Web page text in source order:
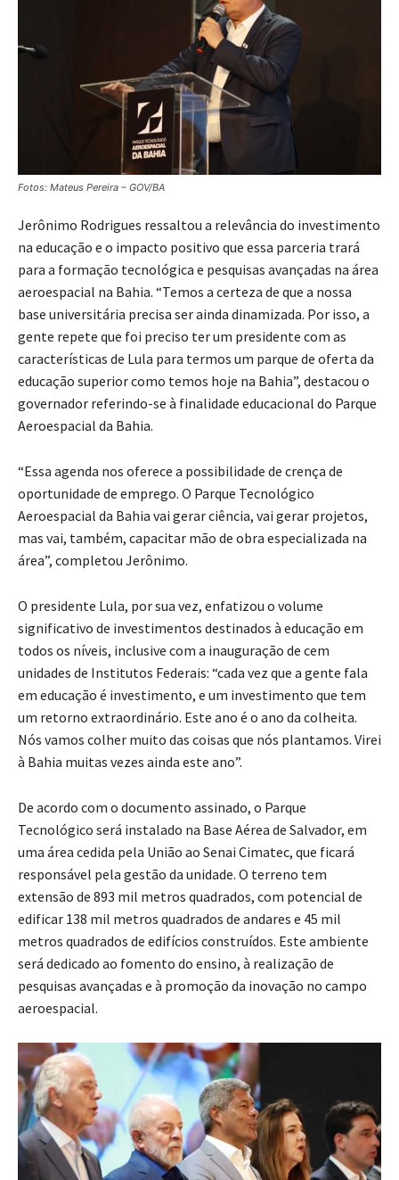
Fotos: Mateus Pereira – GOV/BA
Jerônimo Rodrigues ressaltou a relevância do investimento
na educação e o impacto positivo que essa parceria trará
para a formação tecnológica e pesquisas avançadas na área
aeroespacial na Bahia. “Temos a certeza de que a nossa
base universitária precisa ser ainda dinamizada. Por isso, a
gente repete que foi preciso ter um presidente com as
características de Lula para termos um parque de oferta da
educação superior como temos hoje na Bahia”, destacou o
governador referindo-se à finalidade educacional do Parque
Aeroespacial da Bahia.
“Essa agenda nos oferece a possibilidade de crença de
oportunidade de emprego. O Parque Tecnológico
Aeroespacial da Bahia vai gerar ciência, vai gerar projetos,
mas vai, também, capacitar mão de obra especializada na
área”, completou Jerônimo.
O presidente Lula, por sua vez, enfatizou o volume
significativo de investimentos destinados à educação em
todos os níveis, inclusive com a inauguração de cem
unidades de Institutos Federais: “cada vez que a gente fala
em educação é investimento, e um investimento que tem
um retorno extraordinário. Este ano é o ano da colheita.
Nós vamos colher muito das coisas que nós plantamos. Virei
à Bahia muitas vezes ainda este ano”.
De acordo com o documento assinado, o Parque
Tecnológico será instalado na Base Aérea de Salvador, em
uma área cedida pela União ao Senai Cimatec, que ficará
responsável pela gestão da unidade. O terreno tem
extensão de 893 mil metros quadrados, com potencial de
edificar 138 mil metros quadrados de andares e 45 mil
metros quadrados de edifícios construídos. Este ambiente
será dedicado ao fomento do ensino, à realização de
pesquisas avançadas e à promoção da inovação no campo
aeroespacial.